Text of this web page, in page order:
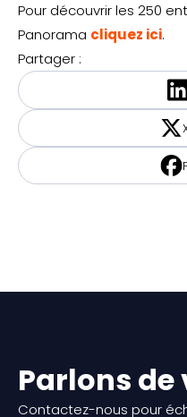
Pour découvrir les 250
Panorama cliquez ici.
Partager :
Parlons
Contactez-nous pour